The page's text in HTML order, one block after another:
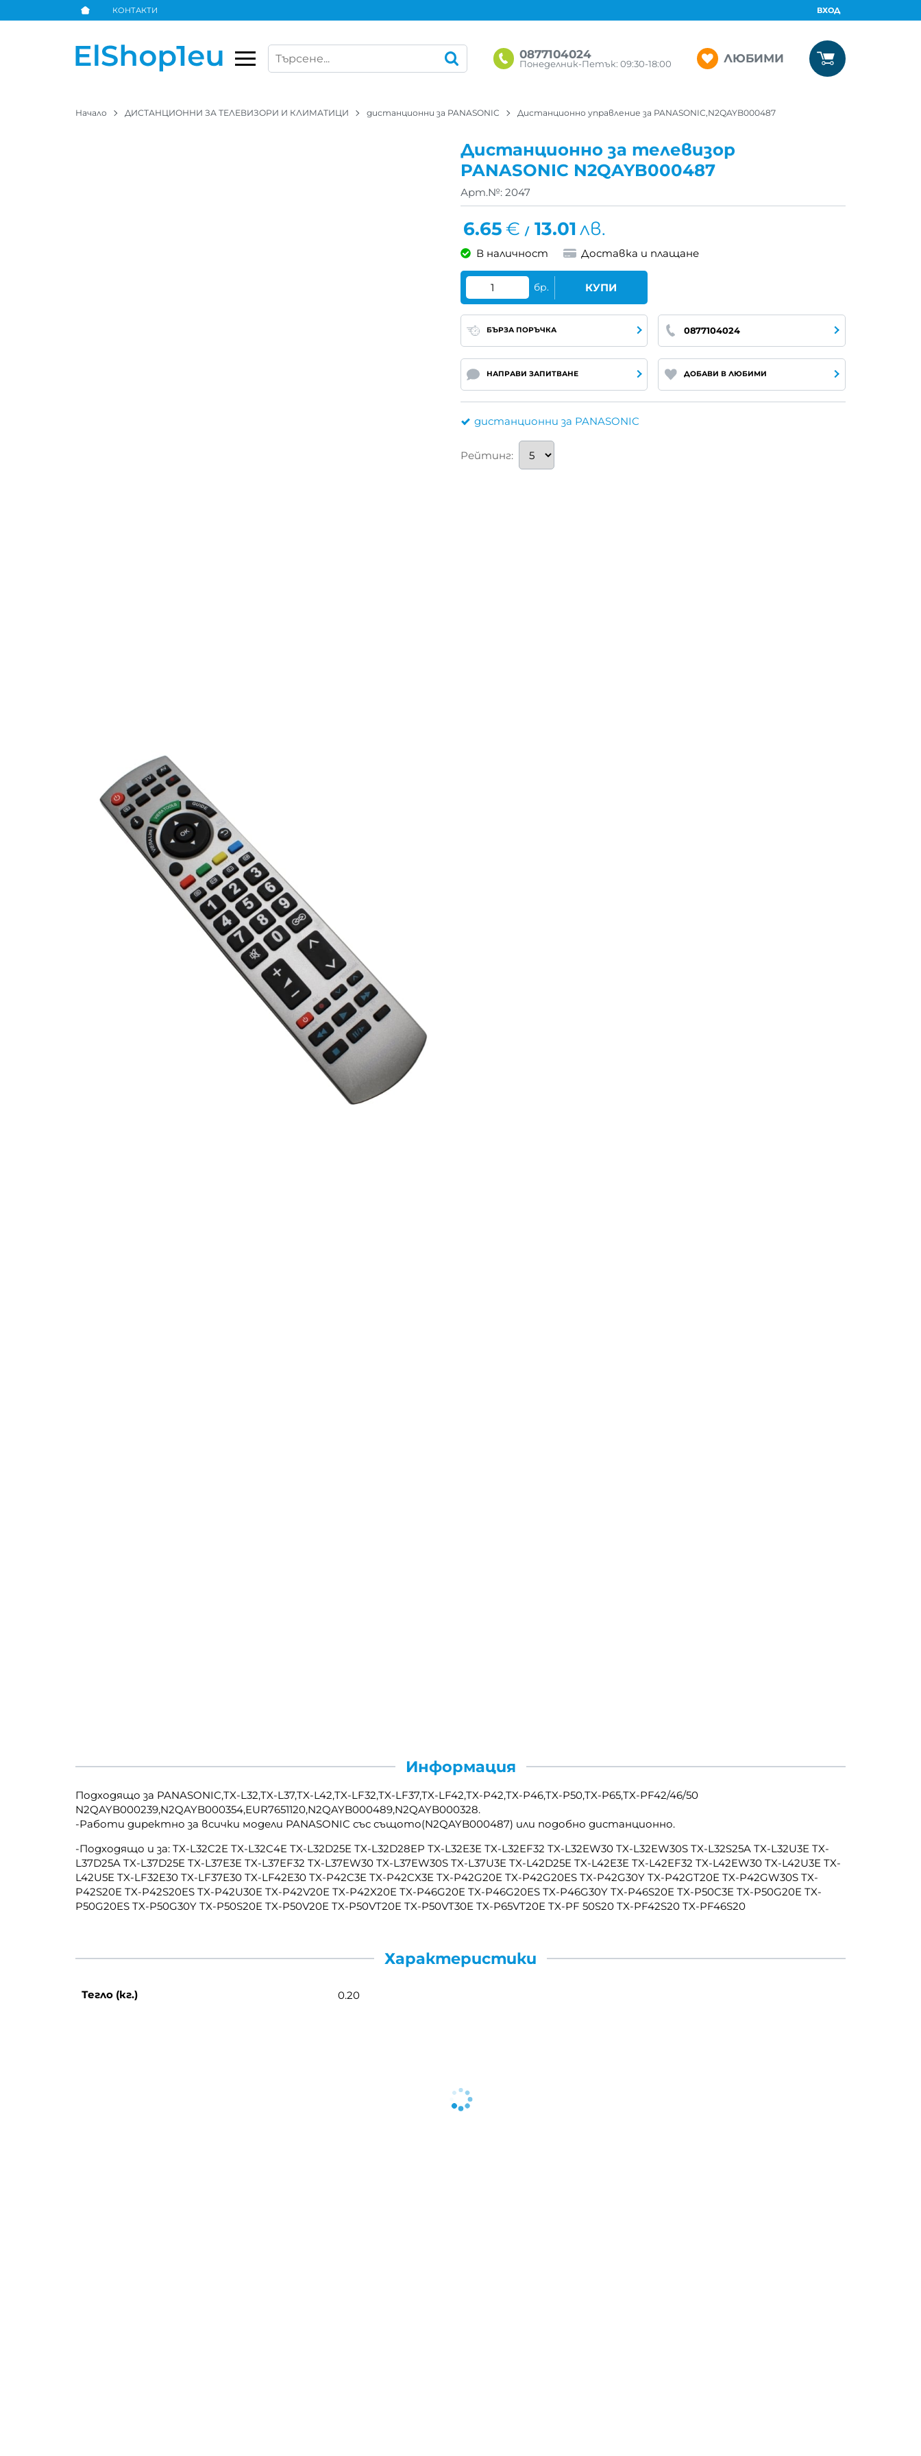
КОНТАКТИ ВХОД
0877104024
Понеделник-Петък: 09:30-18:00 ЛЮБИМИ
Начало ДИСТАНЦИОННИ ЗА ТЕЛЕВИЗОРИ И КЛИМАТИЦИ дистанционни за PANASONIC Дистанционно управление за PANASONIC,N2QAYB000487
Дистанционно за телевизор
PANASONIC N2QAYB000487
Арт.№: 2047
6.65€ / 13.01лв.
В наличност Доставка и плащане
бр. КУПИ
БЪРЗА ПОРЪЧКА 0877104024
НАПРАВИ ЗАПИТВАНЕ ДОБАВИ В ЛЮБИМИ
дистанционни за PANASONIC
Рейтинг:
Информация
Подходящо за PANASONIC,TX-L32,TX-L37,TX-L42,TX-LF32,TX-LF37,TX-LF42,TX-P42,TX-P46,TX-P50,TX-P65,TX-PF42/46/50
N2QAYB000239,N2QAYB000354,EUR7651120,N2QAYB000489,N2QAYB000328.
-Работи директно за всички модели PANASONIC със същото(N2QAYB000487) или подобно дистанционно.
-Подходящо и за: TX-L32C2E TX-L32C4E TX-L32D25E TX-L32D28EP TX-L32E3E TX-L32EF32 TX-L32EW30 TX-L32EW30S TX-L32S25A TX-L32U3E TX-
L37D25A TX-L37D25E TX-L37E3E TX-L37EF32 TX-L37EW30 TX-L37EW30S TX-L37U3E TX-L42D25E TX-L42E3E TX-L42EF32 TX-L42EW30 TX-L42U3E TX-
L42U5E TX-LF32E30 TX-LF37E30 TX-LF42E30 TX-P42C3E TX-P42CX3E TX-P42G20E TX-P42G20ES TX-P42G30Y TX-P42GT20E TX-P42GW30S TX-
P42S20E TX-P42S20ES TX-P42U30E TX-P42V20E TX-P42X20E TX-P46G20E TX-P46G20ES TX-P46G30Y TX-P46S20E TX-P50C3E TX-P50G20E TX-
P50G20ES TX-P50G30Y TX-P50S20E TX-P50V20E TX-P50VT20E TX-P50VT30E TX-P65VT20E TX-PF 50S20 TX-PF42S20 TX-PF46S20
Характеристики
Тегло (кг.) 0.20